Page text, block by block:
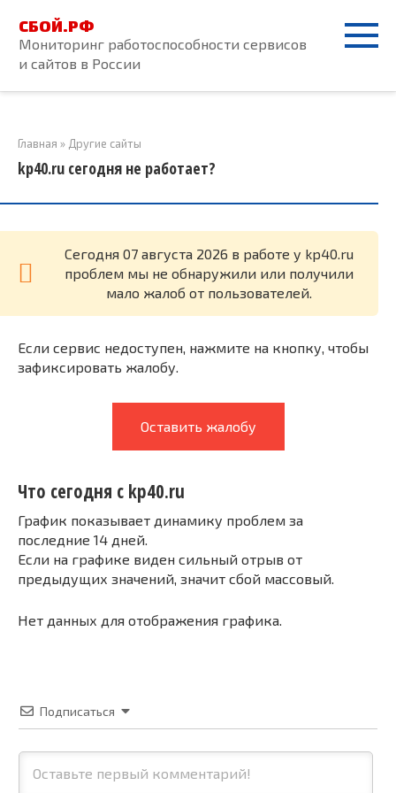
контенту
СБОЙ.РФ
Мониторинг работоспособности сервисов
и сайтов в России
Главная » Другие сайты
kp40.ru сегодня не работает?
Cегодня 07 августа 2026 в работе у kp40.ru
проблем мы не обнаружили или получили
мало жалоб от пользователей.
Если сервис недоступен, нажмите на кнопку, чтобы
зафиксировать жалобу.
Оставить жалобу
Что сегодня с kp40.ru
График показывает динамику проблем за
последние 14 дней.
Если на графике виден сильный отрыв от
предыдущих значений, значит сбой массовый.
Нет данных для отображения графика.
Подписаться